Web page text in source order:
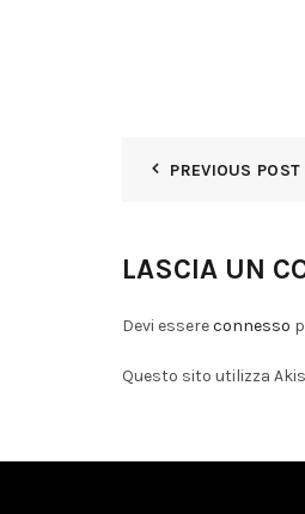
PREVIOUS POST
LASCIA UN
Devi essereconnesso
Questo sito utilizza